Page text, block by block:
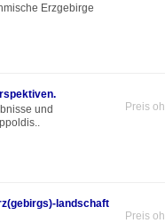
Erzgebirge
Preis
und
Preis
landschaft